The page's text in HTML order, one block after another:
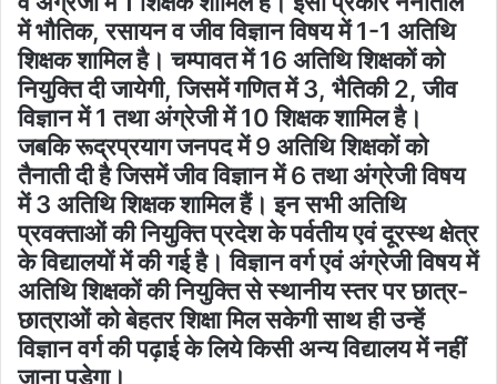
में भौतिक, रसायन व जीव विज्ञान विषय में 1-1 अतिथि
शिक्षक शामिल है। चम्पावत में 16 अतिथि शिक्षकों को
नियुक्ति दी जायेगी, जिसमें गणित में 3, भैतिकी 2, जीव
विज्ञान में 1 तथा अंग्रेजी में 10 शिक्षक शामिल है।
जबकि रूद्रप्रयाग जनपद में 9 अतिथि शिक्षकों को
तैनाती दी है जिसमें जीव विज्ञान में 6 तथा अंग्रेजी विषय
में 3 अतिथि शिक्षक शामिल हैं। इन सभी अतिथि
प्रवक्ताओं की नियुक्ति प्रदेश के पर्वतीय एवं दूरस्थ क्षेत्र
के विद्यालयों में की गई है। विज्ञान वर्ग एवं अंग्रेजी विषय में
अतिथि शिक्षकों की नियुक्ति से स्थानीय स्तर पर छात्र-
छात्राओं को बेहतर शिक्षा मिल सकेगी साथ ही उन्हें
विज्ञान वर्ग की पढ़ाई के लिये किसी अन्य विद्यालय में नहीं
जाना पडेगा।